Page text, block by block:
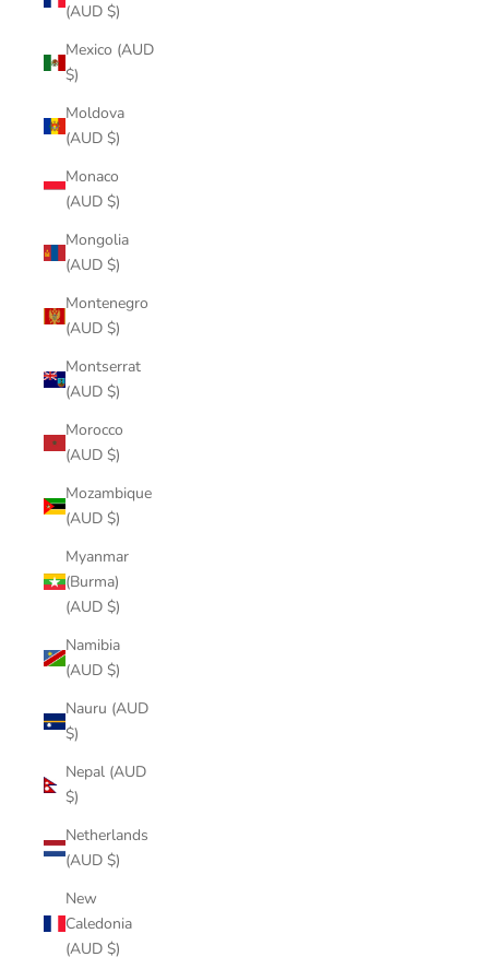
(AUD $)
Mexico (AUD
$)
Moldova
(AUD $)
Monaco
(AUD $)
Mongolia
(AUD $)
Montenegro
(AUD $)
Montserrat
(AUD $)
Morocco
(AUD $)
Mozambique
(AUD $)
Myanmar
(Burma)
(AUD $)
Namibia
(AUD $)
Nauru (AUD
$)
Nepal (AUD
$)
Netherlands
(AUD $)
New
Caledonia
(AUD $)